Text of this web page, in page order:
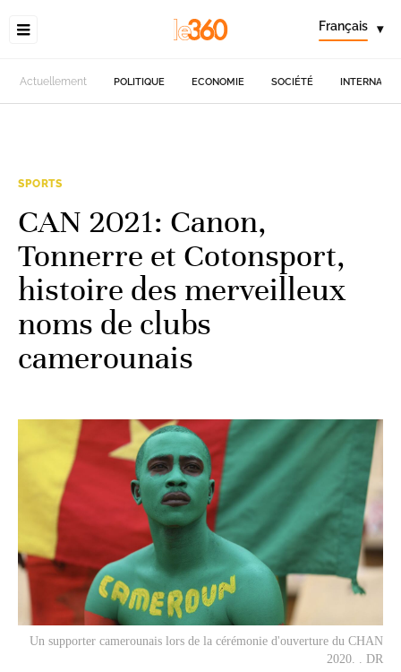
Français ▾
Actuellement POLITIQUE ECONOMIE SOCIÉTÉ
SPORTS
CAN 2021: Canon,
Tonnerre et Cotonsport,
histoire des merveilleux
noms de clubs
camerounais
Un supporter camerounais lors de la cérémonie d'ouverture du CHAN
2020. . DR